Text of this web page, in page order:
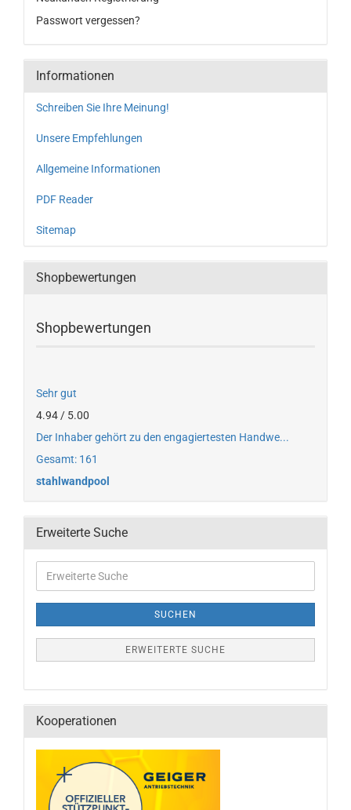
Passwort vergessen?
Informationen
Schreiben Sie Ihre Meinung!
Unsere Empfehlungen
Allgemeine Informationen
PDF Reader
Sitemap
Shopbewertungen
Shopbewertungen
Sehr gut
4.94 / 5.00
Der Inhaber gehört zu den engagiertesten Handwe...
Gesamt: 161
stahlwandpool
Erweiterte Suche
SUCHEN
ERWEITERTE SUCHE
Kooperationen